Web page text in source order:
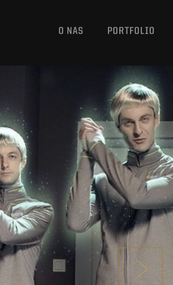
O NAS PORTFOLIO